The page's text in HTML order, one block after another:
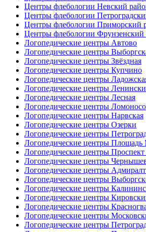
Центры флебологии Невский
Центры флебологии
Центры флебологии Приморский
Центры флебологии Фрунзенский
Логопедические центры Автово
Логопедические центры
Логопедические центры Звёздная
Логопедические центры Купчино
Логопедические центры
Логопедические центры
Логопедические центры Лесная
Логопедические центры
Логопедические центры Нарвская
Логопедические центры Озерки
Логопедические центры
Логопедические центры Площадь
Логопедические центры
Логопедические центры
Логопедические центры
Логопедические центры
Логопедические центры
Логопедические центры
Логопедические центры
Логопедические центры
Логопедические центры